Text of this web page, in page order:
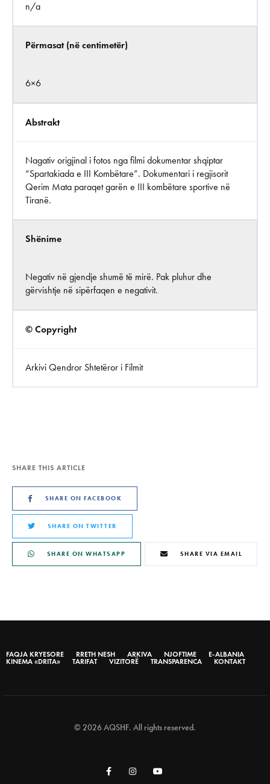
n/a
Përmasat (në centimetër)
6×6
Abstrakt
Nagativ origjinal i fotos nga filmi dokumentar shqiptar
“Spartakiada e III Kombëtare”. Dokumentari i regjisorit
Qerim Mata paraqet garën e III kombëtare sportive në
Tiranë.
Shënime
Negativ në gjendje shumë të mirë. Pak pluhur dhe
gërvishtje në sipërfaqen e negativit.
© Copyright
Arkivi Qendror Shtetëror i Filmit
SHARE THIS ARTICLE
SHARE ON FACEBOOK
SHARE ON TWITTER
SHARE ON WHATSAPP SHARE VIA EMAIL
FAQJA KRYESORE RRETH NESH ARKIVA NJOFTIME
E-ALBANIA
KINEMA «DRITA»
TARIFAT VIZITORË TRANSPARENCA KONTAKT
© 2026 AQSHF. All rights reserved.